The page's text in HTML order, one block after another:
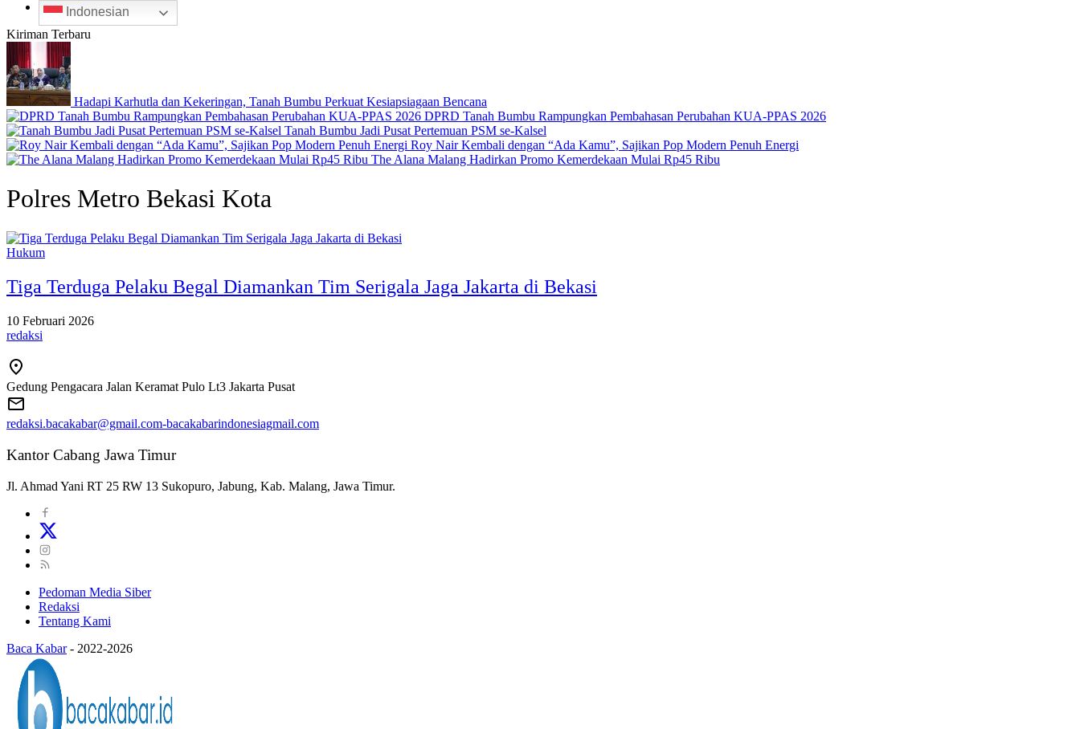
Indonesian
Kiriman Terbaru
Hadapi Karhutla dan Kekeringan, Tanah Bumbu Perkuat Kesiapsiagaan Bencana
DPRD Tanah Bumbu Rampungkan Pembahasan Perubahan KUA-PPAS 2026
Tanah Bumbu Jadi Pusat Pertemuan PSM se-Kalsel
Roy Nair Kembali dengan “Ada Kamu”, Sajikan Pop Modern Penuh Energi
The Alana Malang Hadirkan Promo Kemerdekaan Mulai Rp45 Ribu
Polres Metro Bekasi Kota
Hukum
Tiga Terduga Pelaku Begal Diamankan Tim Serigala Jaga Jakarta di Bekasi
10 Februari 2026
redaksi
Gedung Pengacara Jalan Keramat Pulo Lt3 Jakarta Pusat
redaksi.bacakabar@gmail.com-bacakabarindonesiagmail.com
Kantor Cabang Jawa Timur
Jl. Ahmad Yani RT 25 RW 13 Sukopuro, Jabung, Kab. Malang, Jawa Timur.
Pedoman Media Siber
Redaksi
Tentang Kami
Baca Kabar - 2022-2026